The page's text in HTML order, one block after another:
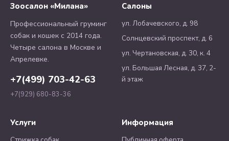
Зоосалон «Милана»
Профессиональный груминг
собак и кошек с 2014 года.
Четыре салона в Москве и
Апрелевке.
+7(499) 703-42-63
+7(929) 680-83-36
Салоны
ул. Лобачевского, д. 98
Солнцевский проспект, д. 6
ул. Чертановская, д. 30, к. 4
ул. Большая Лесная, д. 37, 2-
й этаж
Услуги Информация